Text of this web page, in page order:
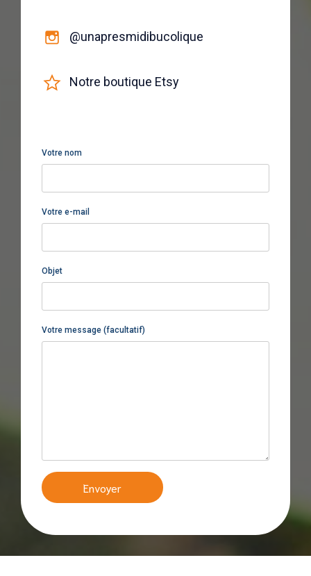
@unapresmidibucolique
Notre boutique Etsy
Votre nom
Votre e-mail
Objet
Votre message (facultatif)